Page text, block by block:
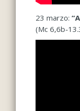
23 marzo:
(Mc 6,6b-